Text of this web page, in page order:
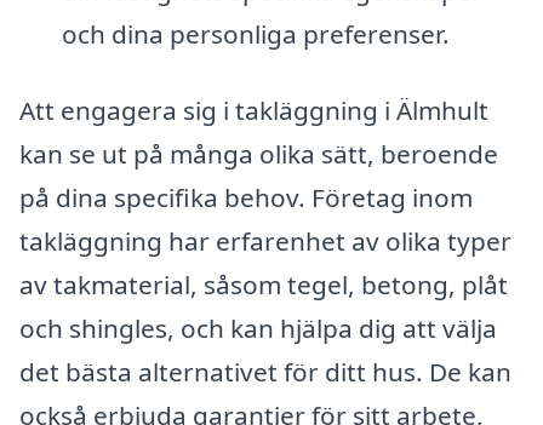
och dina personliga preferenser.
Att engagera sig i takläggning i Älmhult
kan se ut på många olika sätt, beroende
på dina specifika behov. Företag inom
takläggning har erfarenhet av olika typer
av takmaterial, såsom tegel, betong, plåt
och shingles, och kan hjälpa dig att välja
det bästa alternativet för ditt hus. De kan
också erbjuda garantier för sitt arbete,